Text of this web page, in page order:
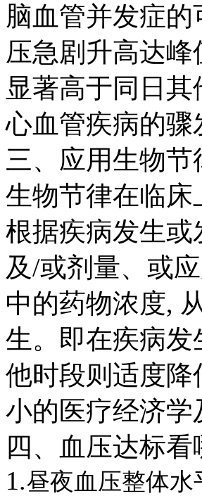
脑血管并发症
压急剧升高达峰
显著高于同日
心血管疾病的骤
三、应用生物
生物节律在临
根据疾病发生
及/或剂量、或
中的药物浓度,
生。即在疾病
他时段则适度
小的医疗经济
四、血压达标
1.昼夜血压整体水